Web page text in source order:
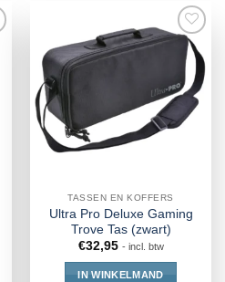
TASSEN EN KOFFERS
Ultra Pro Deluxe Gaming
Trove Tas (zwart)
€32,95 - incl. btw
IN WINKELMAND